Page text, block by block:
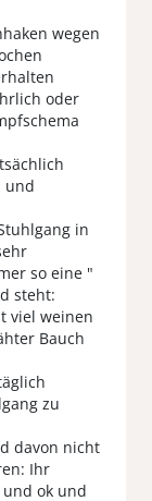
wegen
oder
und
in
so eine "
steht:
viel weinen
Bauch
zu
davon nicht
Ihr
ok und